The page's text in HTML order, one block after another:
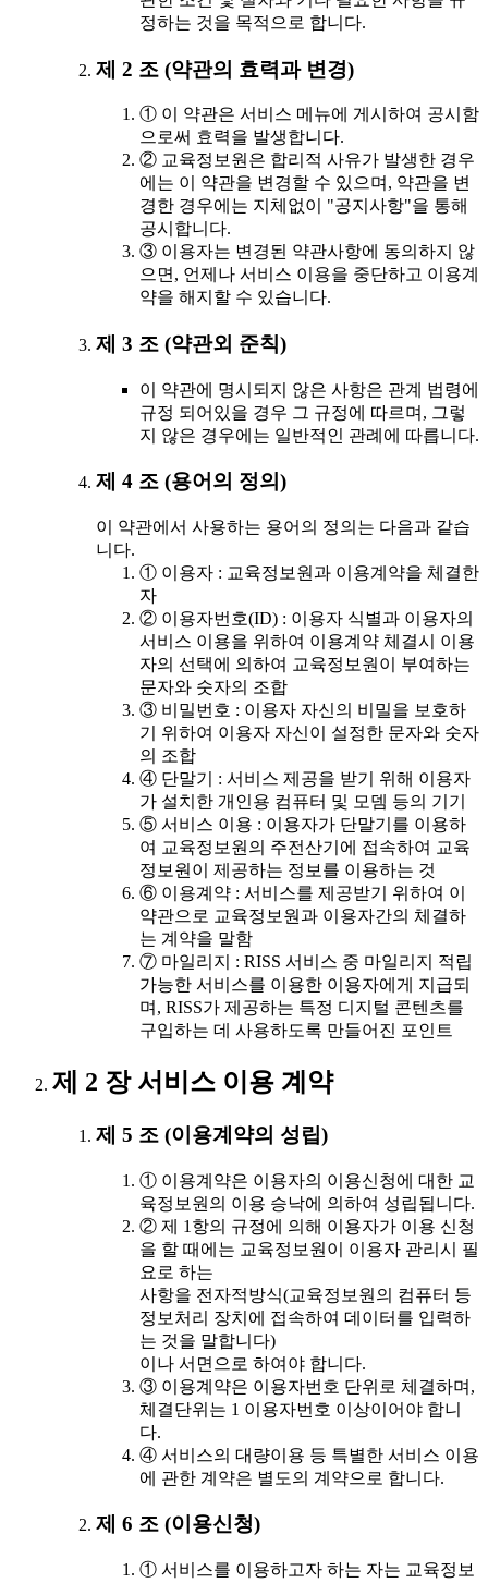
정하는 것을 목적으로 합니다.
제 2 조 (약관의 효력과 변경)
① 이 약관은 서비스 메뉴에 게시하여 공시함
으로써 효력을 발생합니다.
② 교육정보원은 합리적 사유가 발생한 경우
에는 이 약관을 변경할 수 있으며, 약관을 변
경한 경우에는 지체없이 "공지사항"을 통해
공시합니다.
③ 이용자는 변경된 약관사항에 동의하지 않
으면, 언제나 서비스 이용을 중단하고 이용계
약을 해지할 수 있습니다.
제 3 조 (약관외 준칙)
이 약관에 명시되지 않은 사항은 관계 법령에
규정 되어있을 경우 그 규정에 따르며, 그렇
지 않은 경우에는 일반적인 관례에 따릅니다.
제 4 조 (용어의 정의)
이 약관에서 사용하는 용어의 정의는 다음과 같습
니다.
① 이용자 : 교육정보원과 이용계약을 체결한
자
② 이용자번호(ID) : 이용자 식별과 이용자의
서비스 이용을 위하여 이용계약 체결시 이용
자의 선택에 의하여 교육정보원이 부여하는
문자와 숫자의 조합
③ 비밀번호 : 이용자 자신의 비밀을 보호하
기 위하여 이용자 자신이 설정한 문자와 숫자
의 조합
④ 단말기 : 서비스 제공을 받기 위해 이용자
가 설치한 개인용 컴퓨터 및 모뎀 등의 기기
⑤ 서비스 이용 : 이용자가 단말기를 이용하
여 교육정보원의 주전산기에 접속하여 교육
정보원이 제공하는 정보를 이용하는 것
⑥ 이용계약 : 서비스를 제공받기 위하여 이
약관으로 교육정보원과 이용자간의 체결하
는 계약을 말함
⑦ 마일리지 : RISS 서비스 중 마일리지 적립
가능한 서비스를 이용한 이용자에게 지급되
며, RISS가 제공하는 특정 디지털 콘텐츠를
구입하는 데 사용하도록 만들어진 포인트
제 2 장 서비스 이용 계약
제 5 조 (이용계약의 성립)
① 이용계약은 이용자의 이용신청에 대한 교
육정보원의 이용 승낙에 의하여 성립됩니다.
② 제 1항의 규정에 의해 이용자가 이용 신청
을 할 때에는 교육정보원이 이용자 관리시 필
요로 하는
사항을 전자적방식(교육정보원의 컴퓨터 등
정보처리 장치에 접속하여 데이터를 입력하
는 것을 말합니다)
이나 서면으로 하여야 합니다.
③ 이용계약은 이용자번호 단위로 체결하며,
체결단위는 1 이용자번호 이상이어야 합니
다.
④ 서비스의 대량이용 등 특별한 서비스 이용
에 관한 계약은 별도의 계약으로 합니다.
제 6 조 (이용신청)
① 서비스를 이용하고자 하는 자는 교육정보